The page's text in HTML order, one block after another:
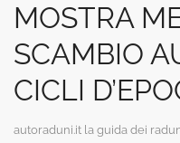
MOSTRA
SCAMBIO
CICLI
autoraduni.it la guida dei